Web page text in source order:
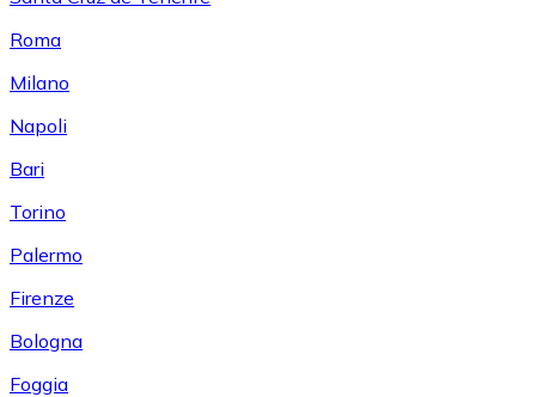
Roma
Milano
Napoli
Bari
Torino
Palermo
Firenze
Bologna
Foggia